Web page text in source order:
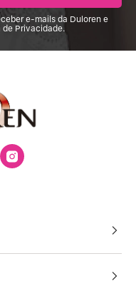
e-mails da Duloren e
de Privacidade.